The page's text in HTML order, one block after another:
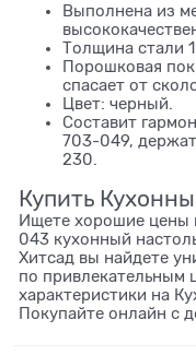
Выполнена из
Толщина стали 1
Порошковая
спасает от
Цвет: черный.
Составит
703-049,
230.
Купить
Ищете хорошие цены
043 кухонный
Хитсад вы найдете
по привлекательным
характеристики на
Покупайте онлайн с